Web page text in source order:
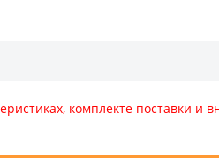
комплекте поставки